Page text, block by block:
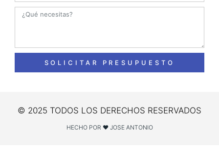
SOLICITAR PRESUPUESTO
© 2025 TODOS LOS DERECHOS RESERVADOS
HECHO POR ❤ JOSE ANTONIO